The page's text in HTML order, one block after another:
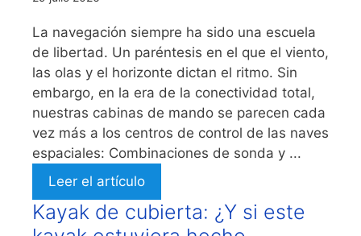
La navegación siempre ha sido una escuela
de libertad. Un paréntesis en el que el viento,
las olas y el horizonte dictan el ritmo. Sin
embargo, en la era de la conectividad total,
nuestras cabinas de mando se parecen cada
vez más a los centros de control de las naves
espaciales: Combinaciones de sonda y ...
Leer el artículo
Kayak de cubierta: ¿Y si este